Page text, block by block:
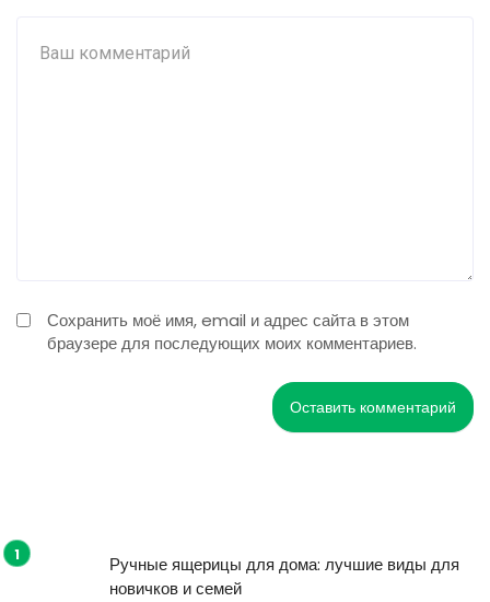
Сохранить моё имя, email и адрес сайта в этом
браузере для последующих моих комментариев.
Ручные ящерицы для дома: лучшие виды для
новичков и семей